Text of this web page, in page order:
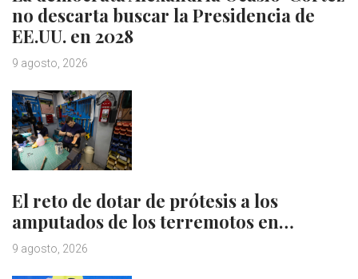
no descarta buscar la Presidencia de
EE.UU. en 2028
9 agosto, 2026
El reto de dotar de prótesis a los
amputados de los terremotos en…
9 agosto, 2026